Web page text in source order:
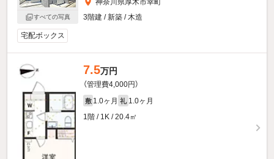
すべての写真
神奈川県厚木市幸町
3階建 / 新築 / 木造
宅配ボックス
7.5万円
（管理費4,000円）
敷 1.0ヶ月 礼 1.0ヶ月
1階 / 1K / 20.4㎡